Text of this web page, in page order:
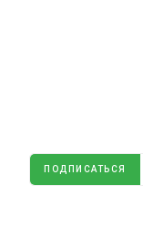
ПОДПИСАТЬСЯ